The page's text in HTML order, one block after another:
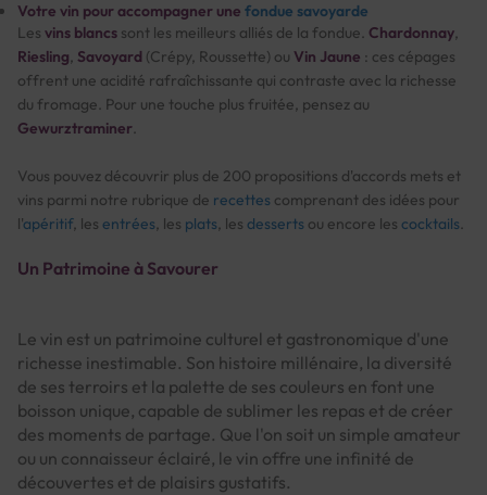
Votre vin pour accompagner une fondue savoyarde
Les vins blancs sont les meilleurs alliés de la fondue. Chardonnay,
Riesling, Savoyard (Crépy, Roussette) ou Vin Jaune : ces cépages
offrent une acidité rafraîchissante qui contraste avec la richesse
du fromage. Pour une touche plus fruitée, pensez au
Gewurztraminer.
Vous pouvez découvrir plus de 200 propositions d'accords mets et
vins parmi notre rubrique de recettes comprenant des idées pour
l'apéritif, les entrées, les plats, les desserts ou encore les cocktails.
Un Patrimoine à Savourer
Le vin est un patrimoine culturel et gastronomique d'une
richesse inestimable. Son histoire millénaire, la diversité
de ses terroirs et la palette de ses couleurs en font une
boisson unique, capable de sublimer les repas et de créer
des moments de partage. Que l'on soit un simple amateur
ou un connaisseur éclairé, le vin offre une infinité de
découvertes et de plaisirs gustatifs.